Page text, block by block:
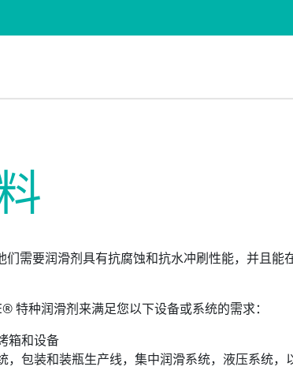
需要润滑剂具有抗腐蚀和抗水冲刷性能，并且能
特种润滑剂来满足您以下设备或系统的需求：
箱和设备
，包装和装瓶生产线，集中润滑系统，液压系统，